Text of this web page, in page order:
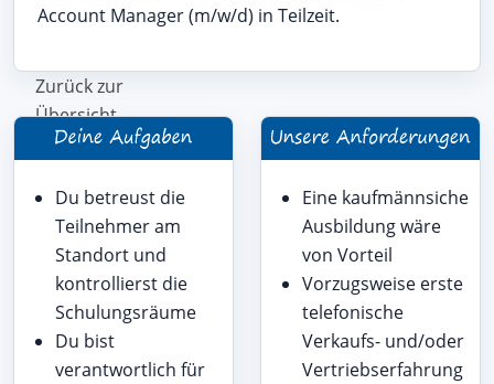
Account Manager (m/w/d) in Teilzeit.
Zurück zur
Übersicht
Du betreust die
Teilnehmer am
Standort und
kontrollierst die
Schulungsräume
Du bist
verantwortlich für
Eine kaufmännsiche
Ausbildung wäre
von Vorteil
Vorzugsweise erste
telefonische
Verkaufs- und/oder
Vertriebserfahrung